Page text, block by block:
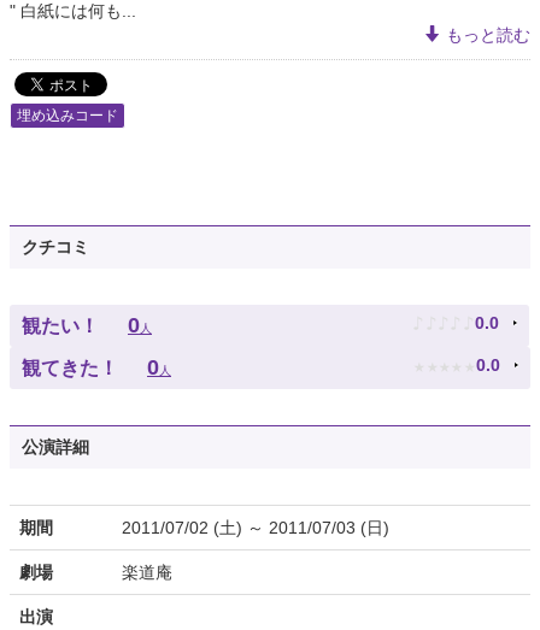
" 白紙には何も...
もっと読む
埋め込みコード
クチコミ
観たい！ 0人 ♪ ♪ ♪ ♪ ♪ 0.0
観てきた！ 0人 ★ ★ ★ ★ ★ 0.0
公演詳細
期間 2011/07/02 (土) ～ 2011/07/03 (日)
劇場 楽道庵
出演